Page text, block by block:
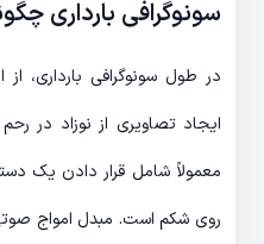
سونوگرافی بارداری
در طول سونوگرافی بارداری،
ایجاد تصاویری از نوزاد در
معمولاً شامل قرار دادن یک
روی شکم است. مبدل امواج